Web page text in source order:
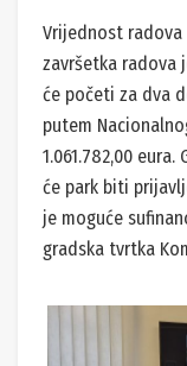
Vrijednost radova
završetka radova
će početi za dva
putem
1.061.782,00
će park biti
je moguće
gradska tvrtka